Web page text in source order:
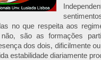
no que respeita aos
são as formações
dos dois, dificilmente
estabilidade diariamente